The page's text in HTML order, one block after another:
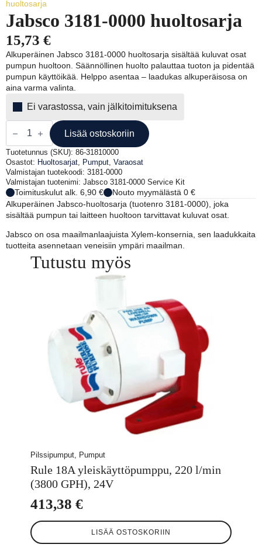
huoltosarja
Jabsco 3181-0000 huoltosarja
15,73 €
Alkuperäinen Jabsco 3181-0000 huoltosarja sisältää kuluvat osat
pumpun huoltoon. Säännöllinen huolto palauttaa tuoton ja pidentää
pumpun käyttöikää. Helppo asentaa – laadukas alkuperäisosa on
aina varma valinta.
Ei varastossa, vain jälkitoimituksena
Jabsco
3181-
0000
huoltosarja
määrä
Lisää ostoskoriin
Tuotetunnus (SKU): 86-31810000
Osastot: Huoltosarjat Pumput Varaosat
Valmistajan tuotekoodi: 3181-0000
Valmistajan tuotenimi: Jabsco 3181-0000 Service Kit
Toimituskulut alk. 6,90 €
Nouto myymälästä 0 €
Alkuperäinen Jabsco-huoltosarja (tuotenro 3181-0000), joka
sisältää pumpun tai laitteen huoltoon tarvittavat kuluvat osat.
Jabsco on osa maailmanlaajuista Xylem-konsernia, sen laadukkaita
tuotteita asennetaan veneisiin ympäri maailman.
Tutustu myös
Pilssipumput, Pumput
Rule 18A yleiskäyttöpumppu, 220 l/min
(3800 GPH), 24V
413,38 €
LISÄÄ OSTOSKORIIN